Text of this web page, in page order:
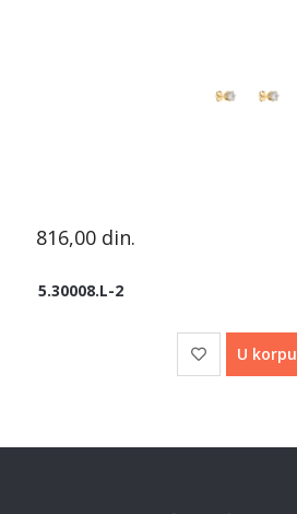
816,00 din.
5.30008.L-2
U korpu